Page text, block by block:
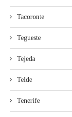
Tacoronte
Tegueste
Tejeda
Telde
Tenerife